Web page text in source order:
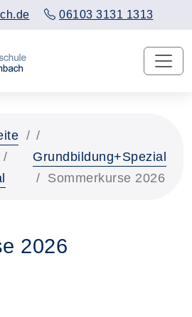
06103 3131 1313
Grundbildung+Spezial
Sommerkurse 2026
2026